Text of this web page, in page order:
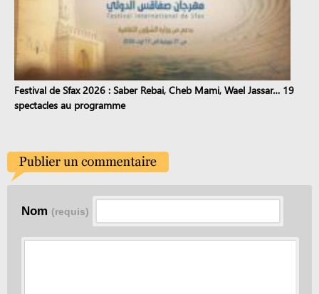
Festival de Sfax 2026 : Saber Rebai, Cheb Mami, Wael Jassar… 19
spectacles au programme
Nom (requis)